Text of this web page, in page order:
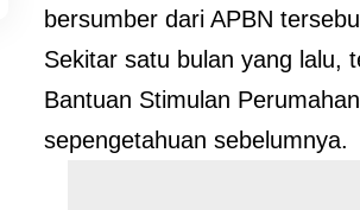
bersumber dari APBN
Sekitar satu bulan yang lalu,
Bantuan Stimulan
sepengetahuan sebelumnya.